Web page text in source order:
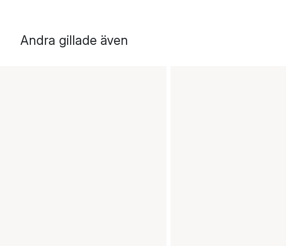
Andra gillade även